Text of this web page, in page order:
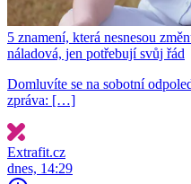
5 znamení, která nesnesou
náladová, jen potřebují svůj řád
Domluvíte se na sobotní
zpráva: […]
Extrafit.cz
dnes, 14:29